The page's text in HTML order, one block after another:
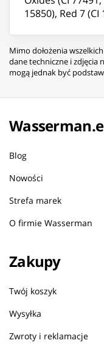
15850), Red 7 (CI
Mimo dołożenia
dane techniczne i zdjęcia
mogą jednak być
Blog
Nowości
Strefa marek
O firmie Wasserman
Zakupy
Twój koszyk
Wysyłka
Zwroty i reklamacje